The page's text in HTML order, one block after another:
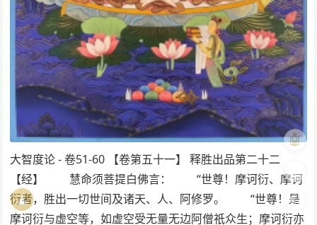
大智度论 - 卷51-60 【卷第五十一】 释胜出品第二十二
【经】 慧命须菩提白佛言： “世尊！摩诃衍、摩诃
衍者，胜出一切世间及诸天、人、阿修罗。 “世尊！是
摩诃衍与虚空等，如虚空受无量无边阿僧祇众生；摩诃衍亦
🌓
🧘
🤖
🎨